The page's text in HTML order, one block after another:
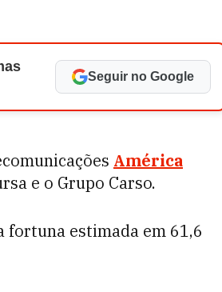
Seguir no Google
América
e o Grupo Carso.
fortuna estimada em 61,6